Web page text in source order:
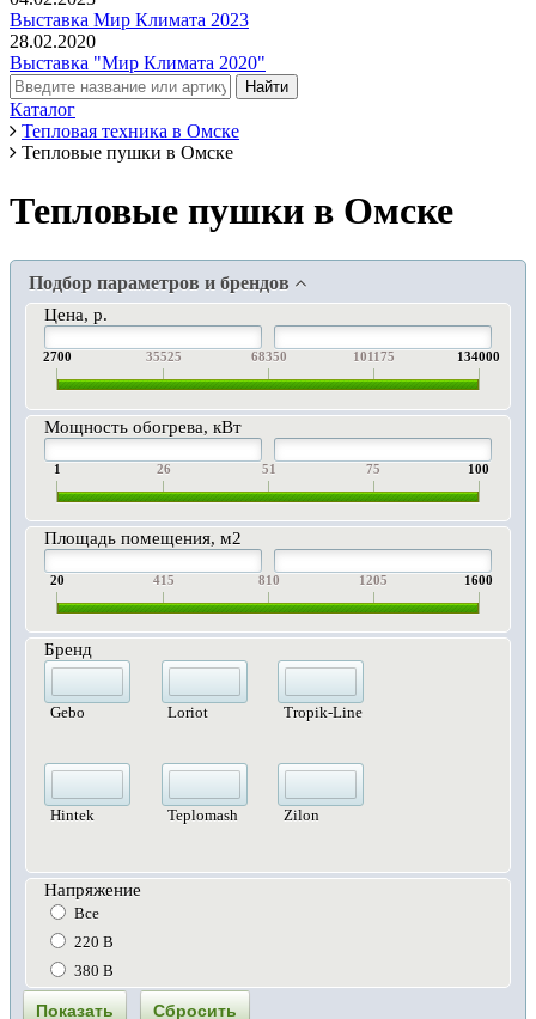
Выставка Мир Климата 2023
28.02.2020
Выставка "Мир Климата 2020"
Каталог
Тепловая техника в Омске
Тепловые пушки в Омске
Тепловые пушки в Омске
Подбор параметров и брендов
Цена, р.
2700 35525 68350 101175 134000
Мощность обогрева, кВт
1 26 51 75 100
Площадь помещения, м2
20 415 810 1205 1600
Бренд
Gebo
Hintek
Loriot
Teplomash
Tropik-Line
Zilon
Напряжение
Все
220 В
380 В